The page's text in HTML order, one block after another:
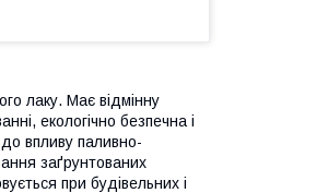
лаку. Має відмінну
екологічно безпечна і
впливу паливно-
заґрунтованих
при будівельних і